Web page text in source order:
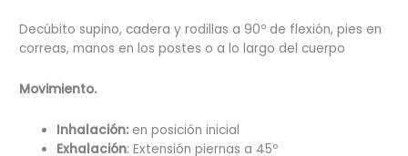
Decúbito supino, cadera y rodillas a 90º de flexión, pies en
correas, manos en los postes o a lo largo del cuerpo
Movimiento.
Inhalación: en posición inicial
Exhalación: Extensión piernas a 45º